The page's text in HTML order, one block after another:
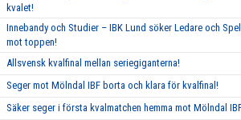
kvalet!
Innebandy och Studier – IBK Lund söker Ledare och
mot toppen!
Allsvensk kvalfinal mellan seriegiganterna!
Seger mot Mölndal IBF borta och klara för kvalfinal!
Säker seger i första kvalmatchen hemma mot Mölndal